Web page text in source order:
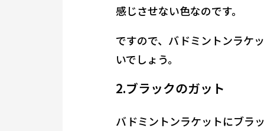
感じさせない色なのです。
ですので、バドミントンラケ
いでしょう。
2.ブラックのガット
バドミントンラケットにブラ